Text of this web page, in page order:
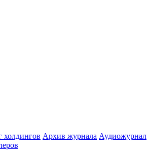
холдингов Архив журнала Аудиожурнал